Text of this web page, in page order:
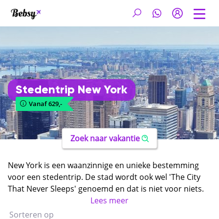
Stedentrip New York
Vanaf 629,-
Zoek naar vakantie
New York is een waanzinnige en unieke bestemming
voor een stedentrip. De stad wordt ook wel 'The City
That Never Sleeps' genoemd en dat is niet voor niets.
goedkope stedentrip New York
namelijk ogen te kort! De stad staat vol met
Lees meer
Sorteren op